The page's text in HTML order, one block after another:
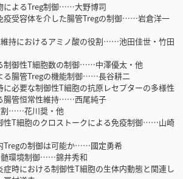
によるTreg制御……大野博司
疫受容体を介した腸管Tregの制御……岩倉洋一
持におけるアミノ酸の役割……池田佳世・竹田
制御性T細胞数の制御……中澤優太・他
る腸管Tregの機能制御……長谷耕二
必要な制御性T細胞の抗原レセプターの多様性
管恒常性維持……西尾純子
割……花川奨・他
性T細胞のクロストークによる免疫制御……山崎
Tregの制御は可能か……國定勇希
環境制御……錦井秀和
時における制御性T細胞の生体内動態と関連し